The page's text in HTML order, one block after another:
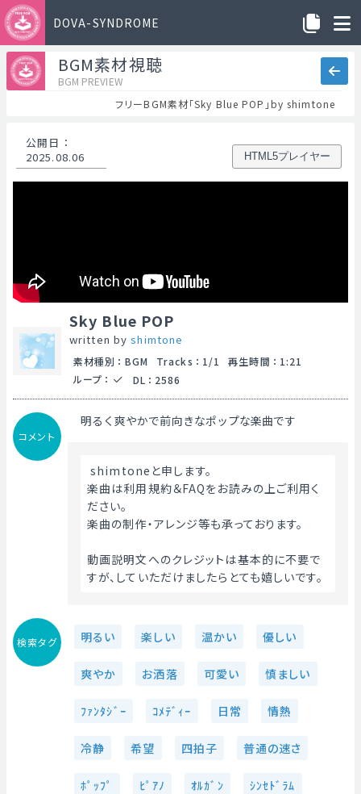
DOVA-SYNDROME
BGM素材視聴
BGM PREVIEW
フリーBGM素材「Sky Blue POP」by shimtone
公開日 ：
2025.08.06
HTML5プレイヤー
Sky Blue POP
written byshimtone
素材種別 ： BGM Tracks ： 1/1 再生時間 ： 1:21
ループ ： DL ： 2586
コメント
明るく爽やかで前向きなポップな楽曲です
shimtoneと申します。
楽曲は利用規約＆FAQをお読みの上ご利用く
ださい。
楽曲の制作・アレンジ等も承っております。
動画説明文へのクレジットは基本的に不要で
すが、していただけましたらとても嬉しいです。
検索タグ 明るい 楽しい 温かい 優しい
爽やか お洒落 可愛い 慎ましい
ﾌｧﾝﾀｼﾞｰ ｺﾒﾃﾞｨｰ 日常 情熱
冷静 希望 四拍子 普通の速さ
ﾎﾟｯﾌﾟ ﾋﾟｱﾉ ｵﾙｶﾞﾝ ｼﾝｾﾄﾞﾗﾑ